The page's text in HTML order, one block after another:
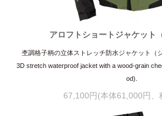
アロフトショートジャケット
杢調格子柄の立体ストレッチ防水ジャケット（
3D stretch waterproof jacket with a wood-grain
od).
67,100円(本体61,000円、